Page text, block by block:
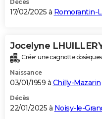
Décès
17/02/2025 à Romorantin-
Jocelyne
Créer une cagnotte obsèques
Naissance
03/01/1959 à Chilly-Mazarin
Décès
22/01/2025 à Noisy-le-